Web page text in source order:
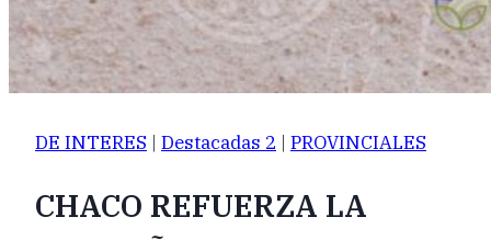
DE INTERES | Destacadas 2 | PROVINCIALES
CHACO REFUERZA LA